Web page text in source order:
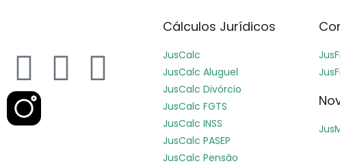
Cálculos Jurídicos
JusCalc
JusCalc Aluguel
JusCalc Divórcio
JusCalc FGTS
JusCalc INSS
JusCalc PASEP
JusCalc Pensão